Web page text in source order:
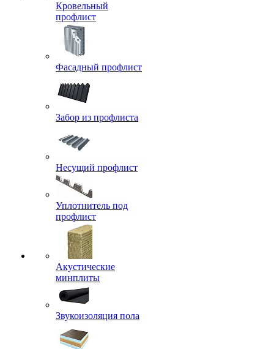
Кровельный
профлист
Фасадный профлист
Забор из профлиста
Несущий профлист
Уплотнитель под
профлист
Акустические
минплиты
Звукоизоляция пола